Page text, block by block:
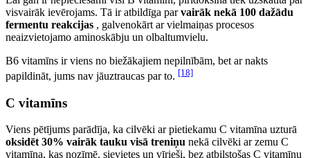
visvairāk ievērojams. Tā ir atbildīga parvairāk nekā 100 dažādu
fermentu reakcijas , galvenokārt ar vielmaiņas procesos
neaizvietojamo aminoskābju un olbaltumvielu.
B6 vitamīns ir viens no biežākajiem nepilnībām, bet ar nakts
papildināt, jums nav jāuztraucas par to. [18]
C vitamīns
Viens pētījums parādīja, ka cilvēki ar pietiekamu C vitamīna uzturā
oksidēt 30% vairāk tauku visā treniņu nekā cilvēki ar zemu C
vitamīna, kas nozīmē, sievietes un vīrieši, bez atbilstošas C vitamīnu